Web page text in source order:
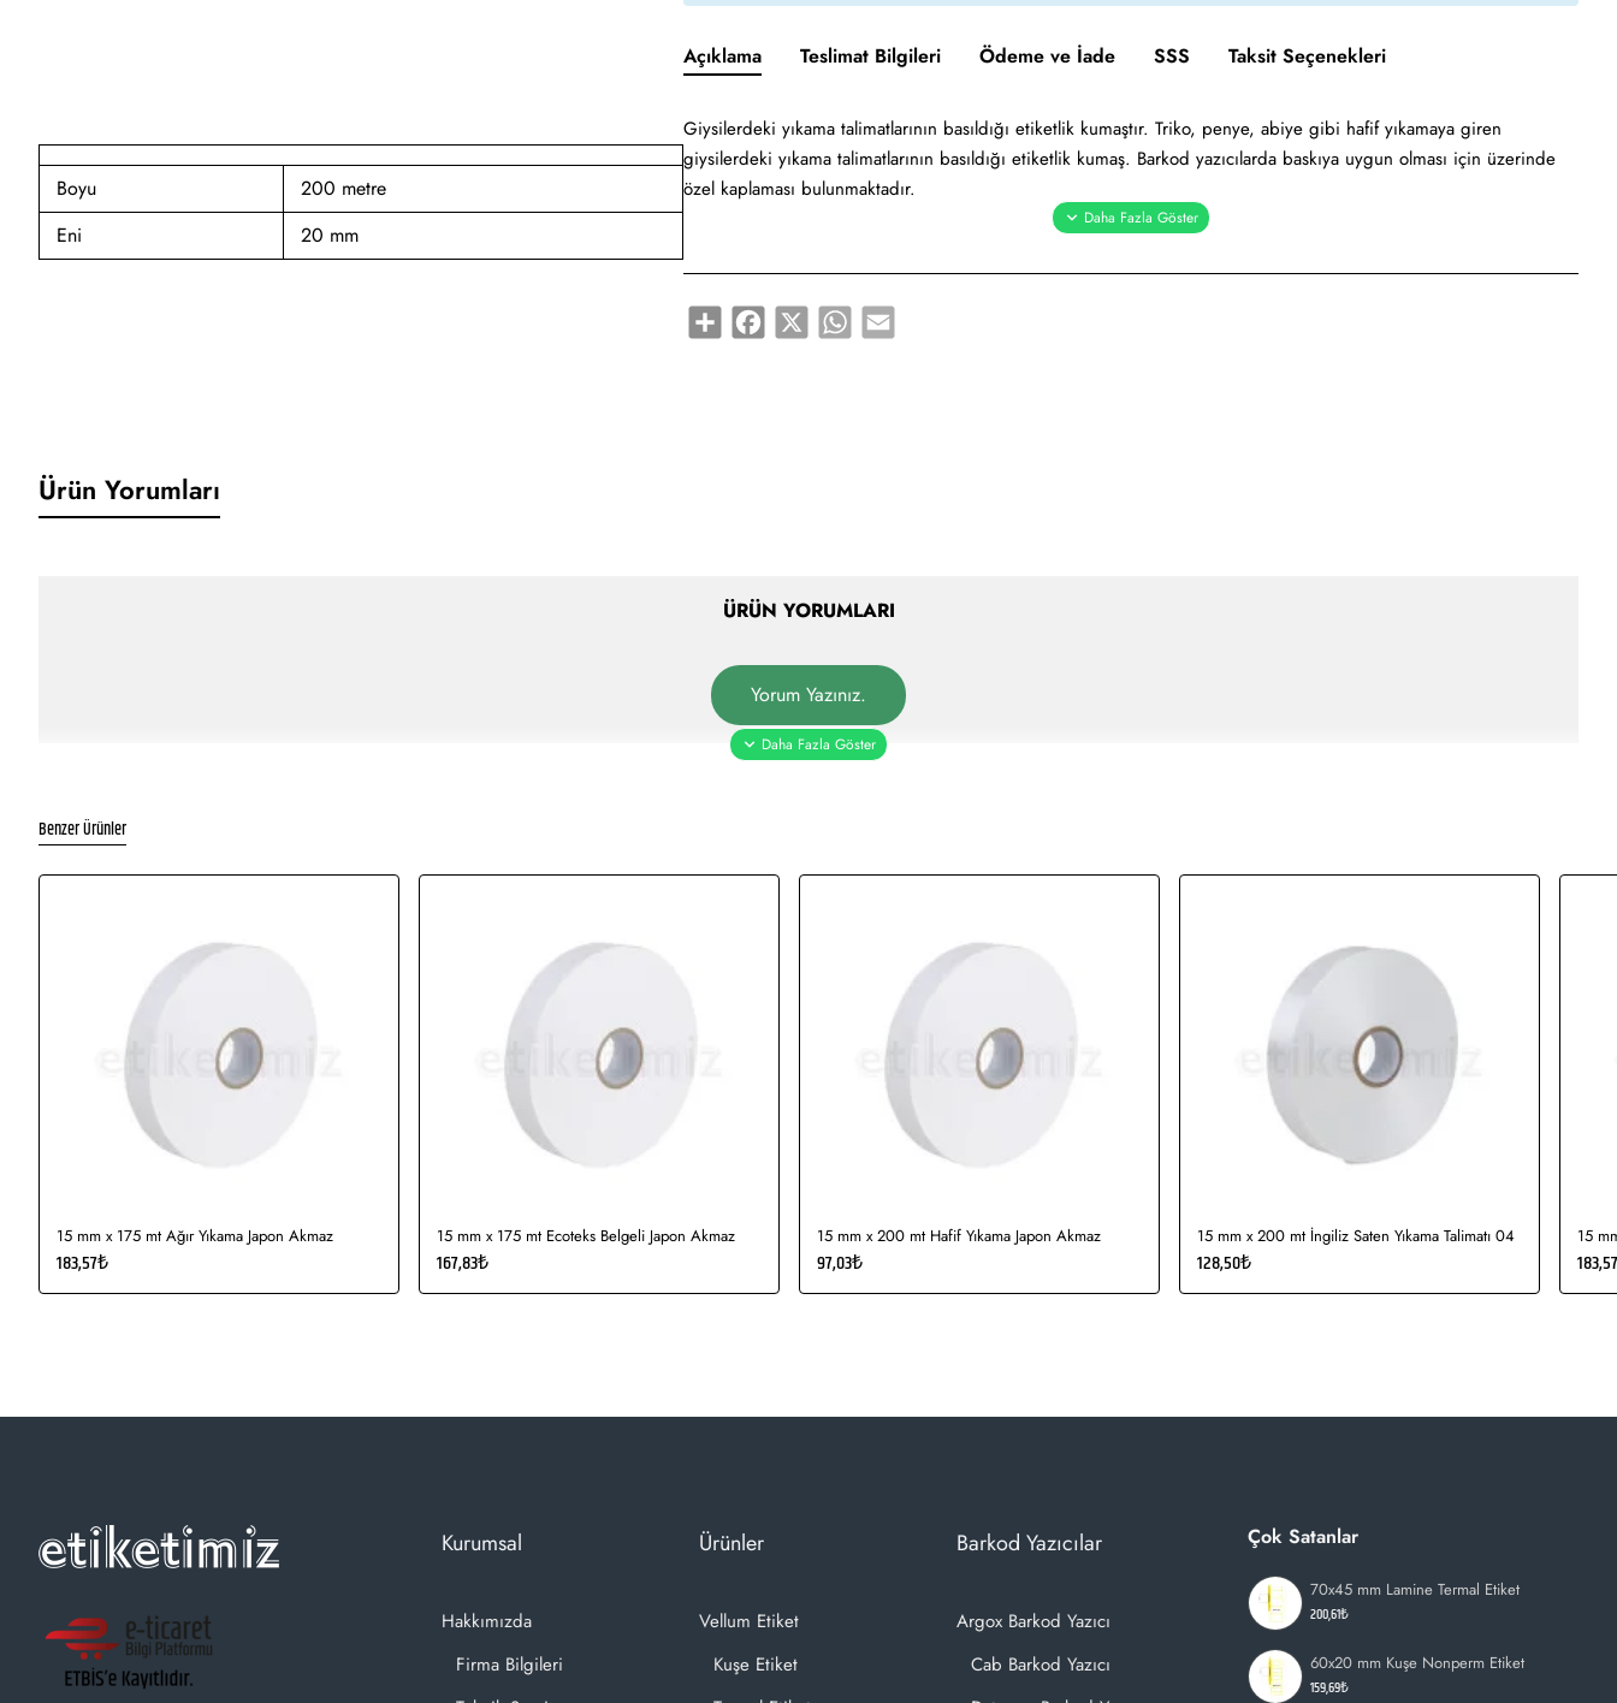
Boyu
200 metre
Eni
20 mm
Açıklama Teslimat Bilgileri Ödeme ve İade SSS Taksit Seçenekleri
Giysilerdeki yıkama talimatlarının basıldığı etiketlik kumaştır. Triko, penye, abiye gibi hafif yıkamaya giren
giysilerdeki yıkama talimatlarının basıldığı etiketlik kumaş. Barkod yazıcılarda baskıya uygun olması için üzerinde
özel kaplaması bulunmaktadır.
piyasada en fazla tüketilen kumaştır. Barkod cihazlarınız da güvenle kullanabileceğiniz bu kumaş ile kendi
bünyenizde kendi yıkama talimatlarınızı üretebilirsiniz. Bu yöntemle etikette dışa bağımlılığınızı bitirebilir, maliyet
ve zaman açısından kendinize büyük avantajlar sağlayabilirsiniz. Yıkama talimatı ebatları hemen hemen standartlara
Share Facebook
X WhatsApp
Email
Ürün Yorumları
ÜRÜN YORUMLARI
Yorum Yazınız.
Benzer Ürünler
15 mm x 175 mt Ağır Yıkama Japon Akmaz
183,57₺
15 mm x 175 mt Ecoteks Belgeli Japon Akmaz
167,83₺
15 mm x 200 mt Hafif Yıkama Japon Akmaz
97,03₺
15 mm x 200 mt İngiliz Saten Yıkama Talimatı 04
128,50₺
15
Kurumsal
Hakkımızda
Firma Bilgileri
Ürünler
Vellum Etiket
Kuşe Etiket
Barkod Yazıcılar
Argox Barkod Yazıcı
Cab Barkod Yazıcı
Çok Satanlar
70x45 mm Lamine Termal Etiket
200,61₺
60x20 mm Kuşe Nonperm Etiket
159,69₺